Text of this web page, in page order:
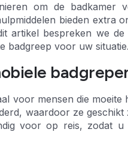
om de badkamer
bieden extra
artikel bespreken we
badgreep voor uw situatie.
voor mensen die
waardoor ze
voor op reis, zodat